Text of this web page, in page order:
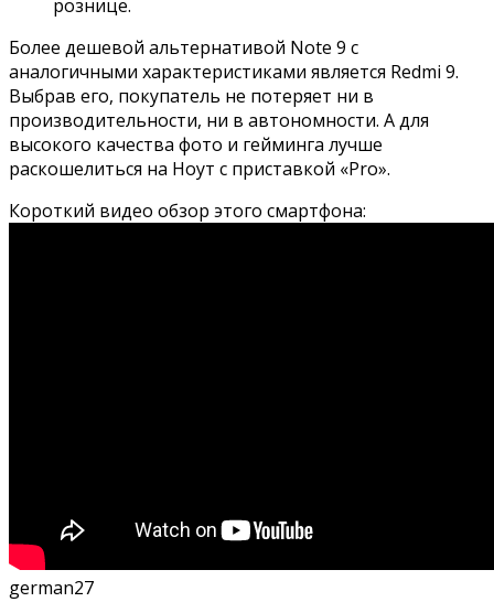
рознице.
Более дешевой альтернативой Note 9 с
аналогичными характеристиками является Redmi 9.
Выбрав его, покупатель не потеряет ни в
производительности, ни в автономности. А для
высокого качества фото и гейминга лучше
раскошелиться на Ноут с приставкой «Pro».
Короткий видео обзор этого смартфона:
german27